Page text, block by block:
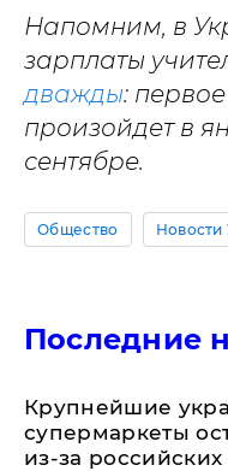
Напомним, в
зарплаты
дважды:
произойдет в
сентябре.
Общество Новости
Последние
Крупнейшие
супермаркеты
из-за российских